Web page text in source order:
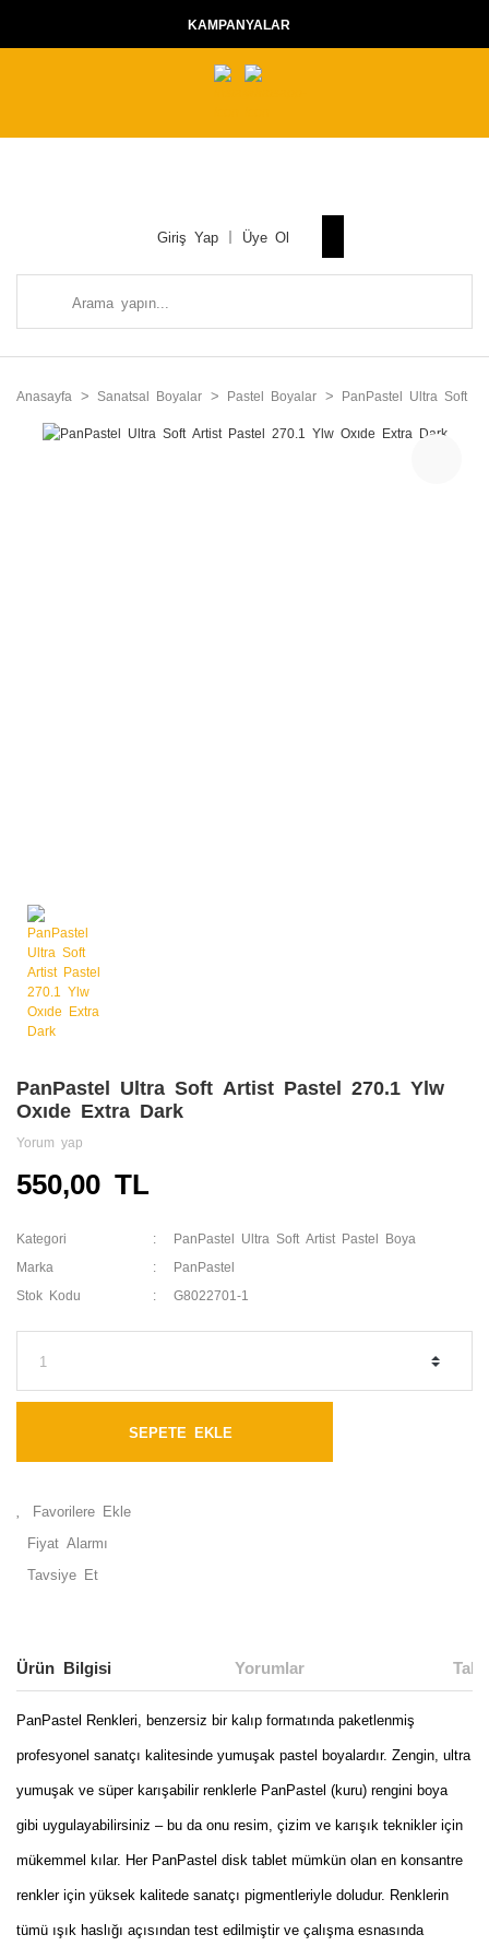
KAMPANYALAR
Giriş Yap Üye Ol
Anasayfa Sanatsal Boyalar Pastel Boyalar PanPastel Ultra Soft
PanPastel Ultra Soft Artist Pastel 270.1 Ylw
Oxıde Extra Dark
Yorum yap
550,00 TL
Kategori PanPastel Ultra Soft Artist Pastel Boya
Marka PanPastel
Stok Kodu G8022701-1
SEPETE EKLE
Fiyat Alarmı
Tavsiye Et
Ürün Bilgisi Yorumlar
PanPastel Renkleri, benzersiz bir kalıp formatında paketlenmiş
profesyonel sanatçı kalitesinde yumuşak pastel boyalardır. Zengin, ultra
yumuşak ve süper karışabilir renklerle PanPastel (kuru) rengini boya
gibi uygulayabilirsiniz – bu da onu resim, çizim ve karışık teknikler için
mükemmel kılar. Her PanPastel disk tablet mümkün olan en konsantre
renkler için yüksek kalitede sanatçı pigmentleriyle doludur. Renklerin
tümü ışık haslığı açısından test edilmiştir ve çalışma esnasında